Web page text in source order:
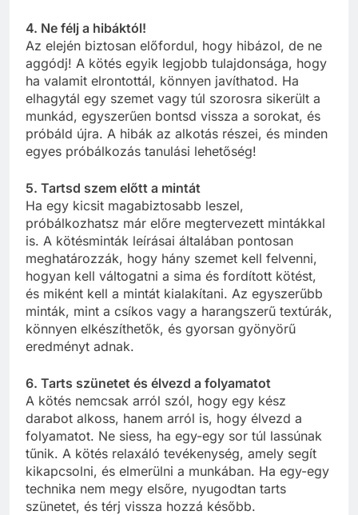
4. Ne félj a hibáktól!
Az elején biztosan előfordul, hogy hibázol, de ne
aggódj! A kötés egyik legjobb tulajdonsága, hogy
ha valamit elrontottál, könnyen javíthatod. Ha
elhagytál egy szemet vagy túl szorosra sikerült a
munkád, egyszerűen bontsd vissza a sorokat, és
próbáld újra. A hibák az alkotás részei, és minden
egyes próbálkozás tanulási lehetőség!
5. Tartsd szem előtt a mintát
Ha egy kicsit magabiztosabb leszel,
próbálkozhatsz már előre megtervezett mintákkal
is. A kötésminták leírásai általában pontosan
meghatározzák, hogy hány szemet kell felvenni,
hogyan kell váltogatni a sima és fordított kötést,
és miként kell a mintát kialakítani. Az egyszerűbb
minták, mint a csíkos vagy a harangszerű textúrák,
könnyen elkészíthetők, és gyorsan gyönyörű
eredményt adnak.
6. Tarts szünetet és élvezd a folyamatot
A kötés nemcsak arról szól, hogy egy kész
darabot alkoss, hanem arról is, hogy élvezd a
folyamatot. Ne siess, ha egy-egy sor túl lassúnak
tűnik. A kötés relaxáló tevékenység, amely segít
kikapcsolni, és elmerülni a munkában. Ha egy-egy
technika nem megy elsőre, nyugodtan tarts
szünetet, és térj vissza hozzá később.